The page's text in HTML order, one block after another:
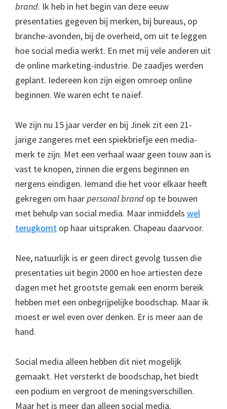
brand. Ik heb in het begin van deze eeuw
presentaties gegeven bij merken, bij bureaus, op
branche-avonden, bij de overheid, om uit te leggen
hoe social media werkt. En met mij vele anderen uit
de online marketing-industrie. De zaadjes werden
geplant. Iedereen kon zijn eigen omroep online
beginnen. We waren echt te naïef.
We zijn nu 15 jaar verder en bij Jinek zit een 21-
jarige zangeres met een spiekbriefje een media-
merk te zijn. Met een verhaal waar geen touw aan is
vast te knopen, zinnen die ergens beginnen en
nergens eindigen. Iemand die het voor elkaar heeft
gekregen om haarpersonal brand op te bouwen
met behulp van social media. Maar inmiddels wel
terugkomt op haar uitspraken. Chapeau daarvoor.
Nee, natuurlijk is er geen direct gevolg tussen die
presentaties uit begin 2000 en hoe artiesten deze
dagen met het grootste gemak een enorm bereik
hebben met een onbegrijpelijke boodschap. Maar ik
moest er wel even over denken. Er is meer aan de
hand.
Social media alleen hebben dit niet mogelijk
gemaakt. Het versterkt de boodschap, het biedt
een podium en vergroot de meningsverschillen.
Maar het is meer dan alleen social media.